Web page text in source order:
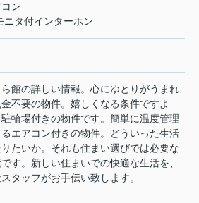
ン
ニタ付インターホン
ら館の詳しい情報。心にゆとりがうまれ
不要の物件。嬉しくなる条件ですよ
輪場付きの物件です。簡単に温度管理
るエアコン付きの物件。どういった生活
たいか。それも住まい選びでは必要な
す。新しい住まいでの快適な生活を、
タッフがお手伝い致します。